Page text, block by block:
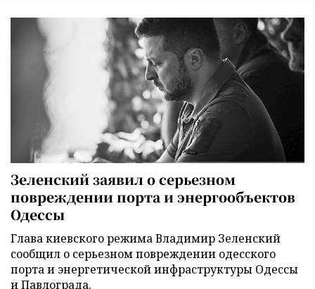
Зеленский заявил о серьезном
повреждении порта и энергообъектов
Одессы
Глава киевского режима Владимир Зеленский
сообщил о серьезном повреждении одесского
порта и энергетической инфраструктуры Одессы
и Павлограда.